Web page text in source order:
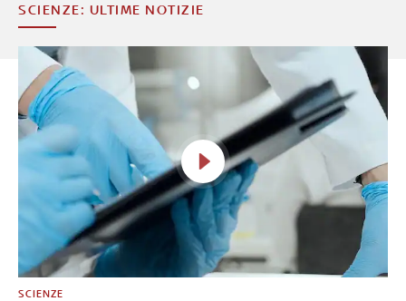
SCIENZE: ULTIME NOTIZIE
SCIENZE